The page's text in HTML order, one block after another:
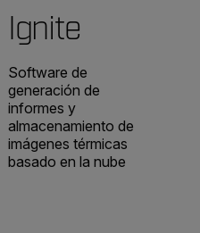
Ignite
Software de
generación de
informes y
almacenamiento de
imágenes térmicas
basado en la nube